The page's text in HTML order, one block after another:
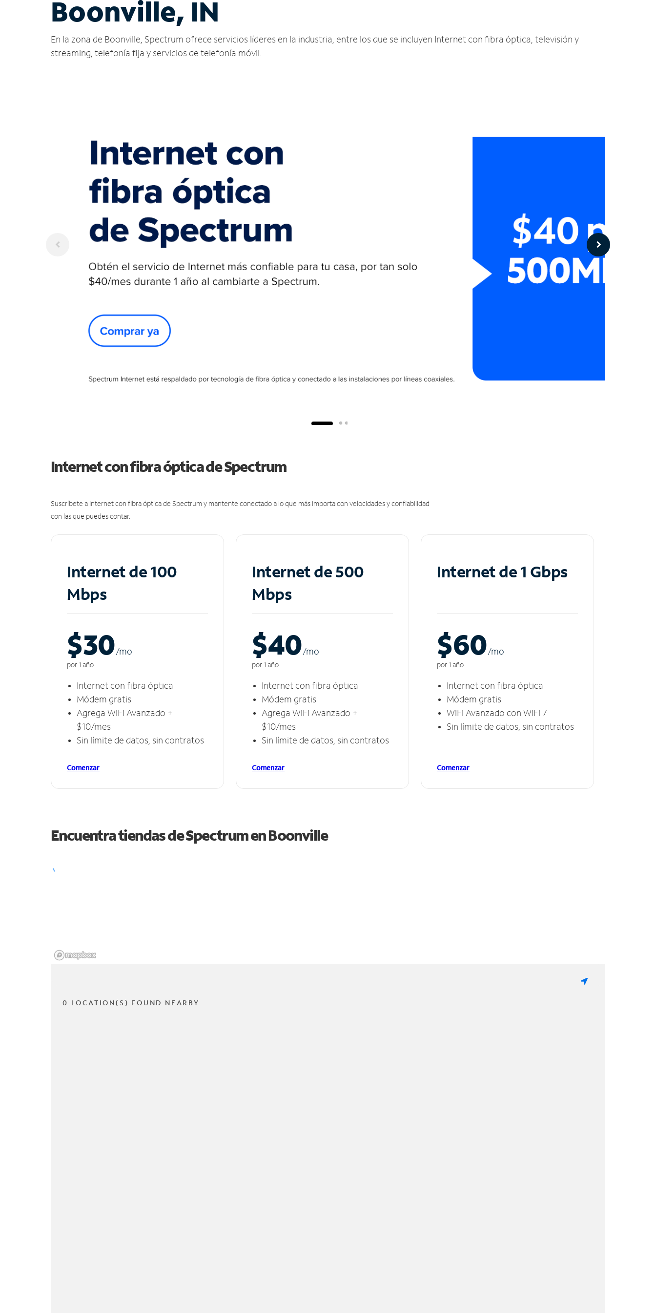
Boonville, IN
En la zona de Boonville, Spectrum ofrece servicios líderes en la industria, entre los que se incluyen Internet con fibra óptica, televisión y
streaming, telefonía fija y servicios de telefonía móvil.
Internet con fibra óptica de Spectrum
Suscríbete a Internet con fibra óptica de Spectrum y mantente conectado a lo que más importa con velocidades y confiabilidad
con las que puedes contar.
Internet de 100
Mbps
$30/mo
por 1 año
Internet con fibra óptica
Módem gratis
Agrega WiFi Avanzado +
$10/mes
Sin límite de datos, sin contratos
Comenzar
Internet de 500
Mbps
$40/mo
por 1 año
Internet con fibra óptica
Módem gratis
Agrega WiFi Avanzado +
$10/mes
Sin límite de datos, sin contratos
Comenzar
Internet de 1 Gbps
$60/mo
por 1 año
Internet con fibra óptica
Módem gratis
WiFi Avanzado con WiFi 7
Sin límite de datos, sin contratos
Comenzar
Encuentra tiendas de Spectrum enBoonville
0 LOCATION(S) FOUND NEARBY